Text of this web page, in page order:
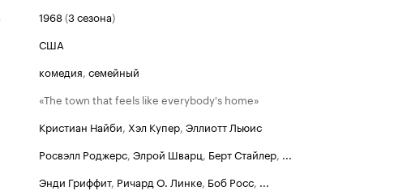
1968(3 сезона)
США
комедия, семейный
«The town that feels like everybody's home»
Кристиан Найби, Хэл Купер, Эллиотт Льюис
Росвэлл Роджерс, Элрой Шварц, Берт Стайлер, ...
Энди Гриффит, Ричард О. Линке, Боб Росс, ...